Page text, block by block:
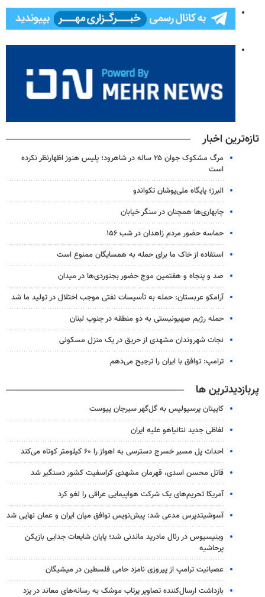
تازه‌ترین اخبار
مرگ مشکوک جوان ۲۵ ساله در شاهرود؛ پلیس هنوز اظهارنظر نکرده
است
البرز؛ پایگاه ملی‌پوشان تکواندو
چابهاری‌ها همچنان در سنگر خیابان
حماسه حضور مردم زاهدان در شب ۱۵۶
استفاده از خاک ما برای حمله به همسایگان ممنوع است
صد و پنجاه و هفتمین موج حضور بجنوردی‌ها در میدان
آرامکو عربستان: حمله به تأسیسات نفتی موجب اختلال در تولید ما شد
حمله رژیم صهیونیستی به دو منطقه در جنوب لبنان
نجات شهروندان مشهدی از حریق در یک منزل مسکونی
ترامپ: توافق با ایران را ترجیح می‌دهم
پربازدیدترین ها
کاپیتان پرسپولیس به گل‌گهر سیرجان پیوست
لفاظی جدید نتانیاهو علیه ایران
احداث پل مسیر خسرج دسترسی به اهواز را ۶۰ کیلومتر کوتاه می‌کند
قاتل محسن اسدی، قهرمان مشهدی کراسفیت کشور دستگیر شد
آمریکا تحریم‌های یک شرکت هواپیمایی عراقی را لغو کرد
آسوشیتدپرس مدعی شد: پیش‌نویس توافق میان ایران و عمان نهایی شد
وینیسیوس در رئال مادرید ماندنی شد؛ پایان شایعات جدایی بازیکن
پرحاشیه
عصبانیت ترامپ از پیروزی نامزد حامی فلسطین در میشیگان
بازداشت ارسال‌کننده تصاویر پرتاب موشک به رسانه‌های معاند در یزد